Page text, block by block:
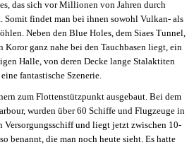
das sich vor Millionen von Jahren durch
Somit findet man bei ihnen sowohl Vulkan- als
Neben den Blue Holes, dem Siaes Tunnel,
ganz nahe bei den Tauchbasen liegt, ein
Halle, von deren Decke lange Stalaktiten
fantastische Szenerie.
zum Flottenstützpunkt ausgebaut. Bei dem
wurden über 60 Schiffe und Flugzeuge in
Versorgungsschiff und liegt jetzt zwischen 10-
benannt, die man noch heute sieht. Es hatte